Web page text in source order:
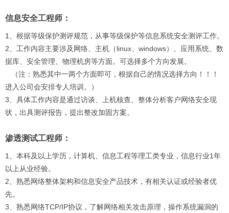
信息安全工程师：
1、根据等级保护测评规范，从事等级保护等信息系统安全测评工作。
2、工作内容主要涉及网络、主机（linux、windows）、应用系统、数
据库、安全管理、物理机房等方面。可选择多个方向发展。
（注：熟悉其中一两个方面即可，根据自己的情况选择方向！！！
进入公司会安排专人培训。）
3、具体工作内容是通过访谈、上机核查、整体分析客户网络安全现
状，出具测评报告，提出整改加固方案。
渗透测试工程师：
1、本科及以上学历，计算机、信息工程等理工类专业，信息行业1年
以上从业经验。
2、熟悉网络整体架构和信息安全产品技术，有相关认证或经验者优
先。
3、熟悉网络TCP/IP协议，了解网络相关攻击原理，操作系统漏洞的